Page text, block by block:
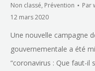
Non classé, Prévention Par
12 mars 2020
Une nouvelle campagne
gouvernementale a été
“coronavirus : Que faut-il